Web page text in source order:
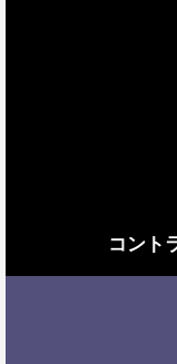
コント